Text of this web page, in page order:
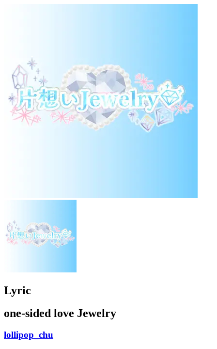
Lyric
one-sided love Jewelry
lollipop_chu